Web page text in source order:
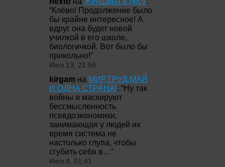
“Клёво! Продолжение было
бы крайне интересное! А
вдруг она будет новой
училкой в его школе,
биологичкой. Вот было бы
прикольно!”
Июл 13, 22:50
kirgam на МИР,ТРУД,МАЙ
И ОДНА СТРАНА!: “Ну так
войны и маскируют
бессмысленность
псевдоэкономики,
занимающая у людей их
время система не
настолько глупа, чтобы
сгубить себя в…”
Июл 4, 01:41